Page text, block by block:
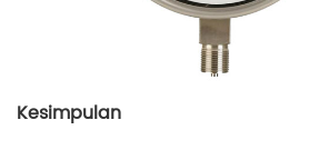
Kesimpulan